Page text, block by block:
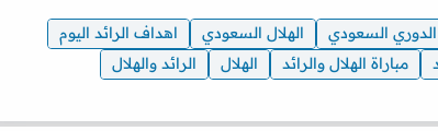
الدوري السعودي الهلال السعودي
اهداف الرائد اليوم
مباراة الهلال والرائد الهلال
الرائد والهلال